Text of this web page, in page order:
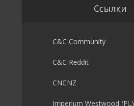
Ссылки
C&C Community
C&C Reddit
CNCNZ
Imperium Westwood (PL)